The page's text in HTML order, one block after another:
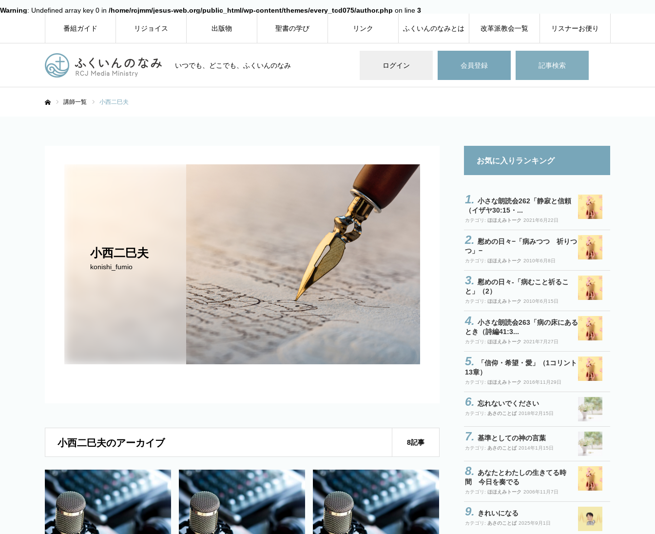
Warning: Undefined array key 0 in /home/rcjmm/jesus-web.org/public_html/wp-content/themes/every_tcd075/author.php on line 3
いつでも、どこでも、ふくいんのなみ ログイン 会員登録 記事検索
番組ガイド リジョイス 出版物 聖書の学び リンク ふくいんのなみとは 改革派教会一覧 リスナーお便り
講師一覧 小西二巳夫
小西二巳夫
konishi_fumio
小西二巳夫のアーカイブ 8記事
お気に入りランキング
小さな朗読会262「静寂と信頼
（イザヤ30:15・...
カテゴリ: ほほえみトーク 2021年6月22日
慰めの日々−「病みつつ 祈りつ
つ」−
カテゴリ: ほほえみトーク 2010年6月8日
慰めの日々-「病むこと祈るこ
と」（2）
カテゴリ: ほほえみトーク 2010年6月15日
小さな朗読会263「病の床にある
とき（詩編41:3...
カテゴリ: ほほえみトーク 2021年7月27日
「信仰・希望・愛」（1コリント
13章）
カテゴリ: ほほえみトーク 2016年11月29日
忘れないでください
カテゴリ: あさのことば 2018年2月15日
基準としての神の言葉
カテゴリ: あさのことば 2014年1月15日
あなたとわたしの生きてる時
間 今日を奏でる
カテゴリ: ほほえみトーク 2006年11月7日
きれいになる
カテゴリ: あさのことば 2025年9月1日